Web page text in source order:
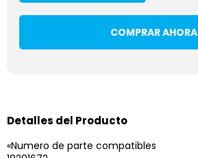
COMPRAR AHORA
Detalles del Producto
«Numero de parte compatibles